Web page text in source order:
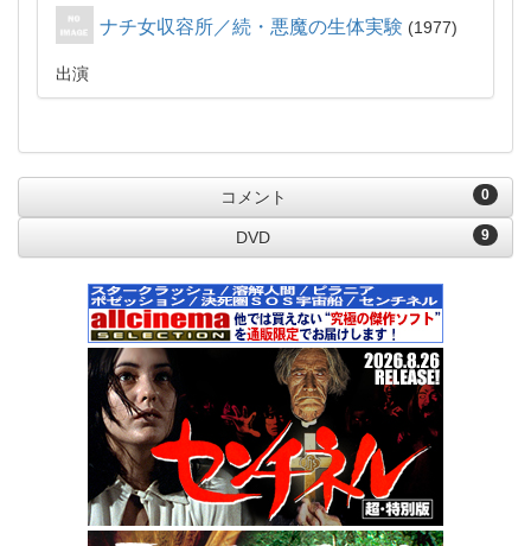
ナチ女収容所／続・悪魔の生体実験 1977
出演
0
コメント
9
DVD